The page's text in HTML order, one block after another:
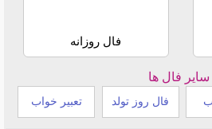
فال روزانه
سایر فال ها
فال روز تولد تعبیر خواب